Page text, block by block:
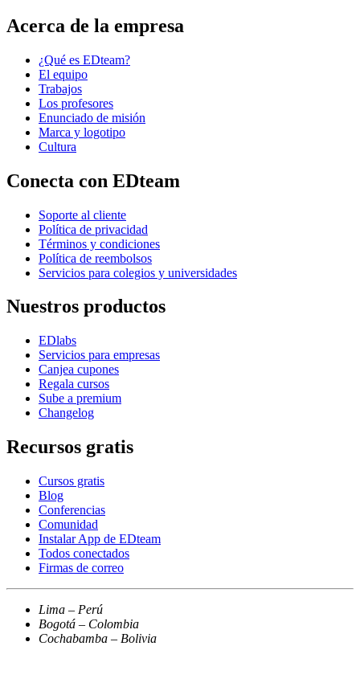
Acerca de la empresa
¿Qué es EDteam?
El equipo
Trabajos
Los profesores
Enunciado de misión
Marca y logotipo
Cultura
Conecta con EDteam
Soporte al cliente
Política de privacidad
Términos y condiciones
Política de reembolsos
Servicios para colegios y universidades
Nuestros productos
EDlabs
Servicios para empresas
Canjea cupones
Regala cursos
Sube a premium
Changelog
Recursos gratis
Cursos gratis
Blog
Conferencias
Comunidad
Instalar App de EDteam
Todos conectados
Firmas de correo
Lima – Perú
Bogotá – Colombia
Cochabamba – Bolivia